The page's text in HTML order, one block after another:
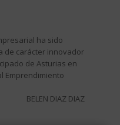
ha sido
de carácter innovador
de Asturias en
Emprendimiento
BELEN DIAZ DIAZ